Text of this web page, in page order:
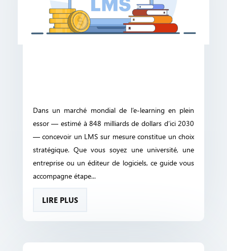
Dans un marché mondial de l’e-learning en plein
essor — estimé à 848 milliards de dollars d’ici 2030
— concevoir un LMS sur mesure constitue un choix
stratégique. Que vous soyez une université, une
entreprise ou un éditeur de logiciels, ce guide vous
accompagne étape...
LIRE PLUS